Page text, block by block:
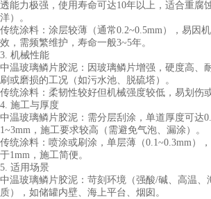
透能力极强，使用寿命可达10年以上，适合重腐
洋）。
传统涂料：涂层较薄（通常0.2~0.5mm），易因
效，需频繁维护，寿命一般3~5年。
3. 机械性能
中温玻璃鳞片胶泥 ：因玻璃鳞片增强，硬度高、
刷或磨损的工况（如污水池、脱硫塔）。
传统涂料：柔韧性较好但机械强度较低，易划伤
4. 施工与厚度
中温玻璃鳞片胶泥 ：需分层刮涂，单道厚度可达
1~3mm，施工要求较高（需避免气泡、漏涂）。
传统涂料：喷涂或刷涂，单层薄（0.1~0.3mm）
于1mm，施工简便。
5. 适用场景
中温玻璃鳞片胶泥 ：苛刻环境（强酸/碱、高温
质），如储罐内壁、海上平台、烟囱。